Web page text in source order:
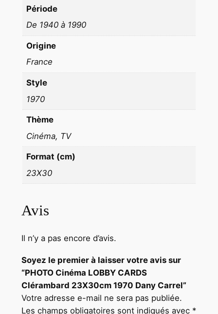
r
Période
De 1940 à 1990
Origine
France
Style
1970
Thème
Cinéma, TV
Format (cm)
23X30
Avis
Il n’y a pas encore d’avis.
Soyez le premier à laisser votre avis sur
“PHOTO Cinéma LOBBY CARDS
Clérambard 23X30cm 1970 Dany Carrel”
Votre adresse e-mail ne sera pas publiée.
Les champs obligatoires sont indiqués avec *